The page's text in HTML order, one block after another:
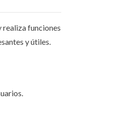
realiza funciones
y útiles.